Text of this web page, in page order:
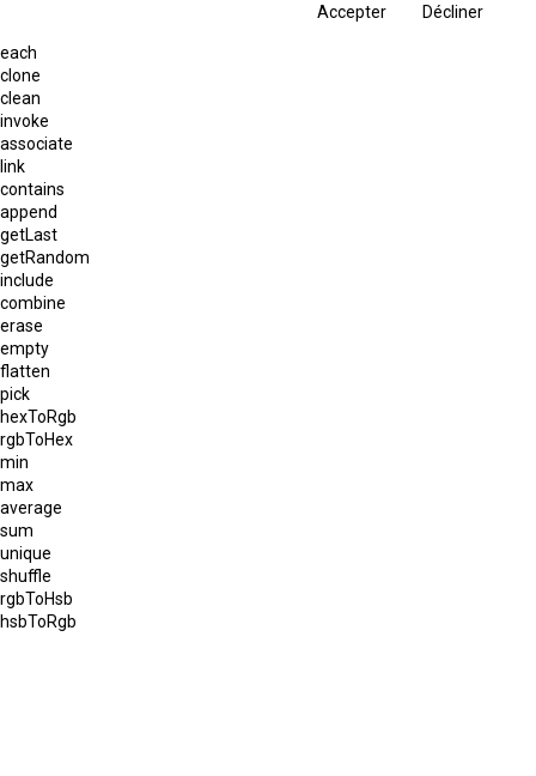
Accepter Décliner
each
clone
clean
invoke
associate
link
contains
append
getLast
getRandom
include
combine
erase
empty
flatten
pick
hexToRgb
rgbToHex
min
max
average
sum
unique
shuffle
rgbToHsb
hsbToRgb